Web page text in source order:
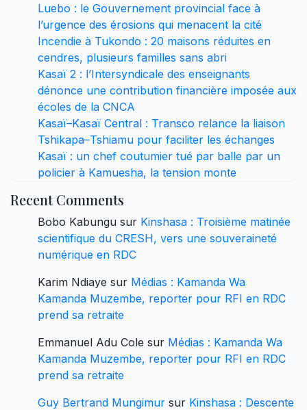
Luebo : le Gouvernement provincial face à
l’urgence des érosions qui menacent la cité
Incendie à Tukondo : 20 maisons réduites en
cendres, plusieurs familles sans abri
Kasaï 2 : l’Intersyndicale des enseignants
dénonce une contribution financière imposée aux
écoles de la CNCA
Kasaï–Kasaï Central : Transco relance la liaison
Tshikapa–Tshiamu pour faciliter les échanges
Kasaï : un chef coutumier tué par balle par un
policier à Kamuesha, la tension monte
Recent Comments
Bobo Kabungu sur Kinshasa : Troisième matinée
scientifique du CRESH, vers une souveraineté
numérique en RDC
Karim Ndiaye sur Médias : Kamanda Wa
Kamanda Muzembe, reporter pour RFI en RDC
prend sa retraite
Emmanuel Adu Cole sur Médias : Kamanda Wa
Kamanda Muzembe, reporter pour RFI en RDC
prend sa retraite
Guy Bertrand Mungimur sur Kinshasa : Descente